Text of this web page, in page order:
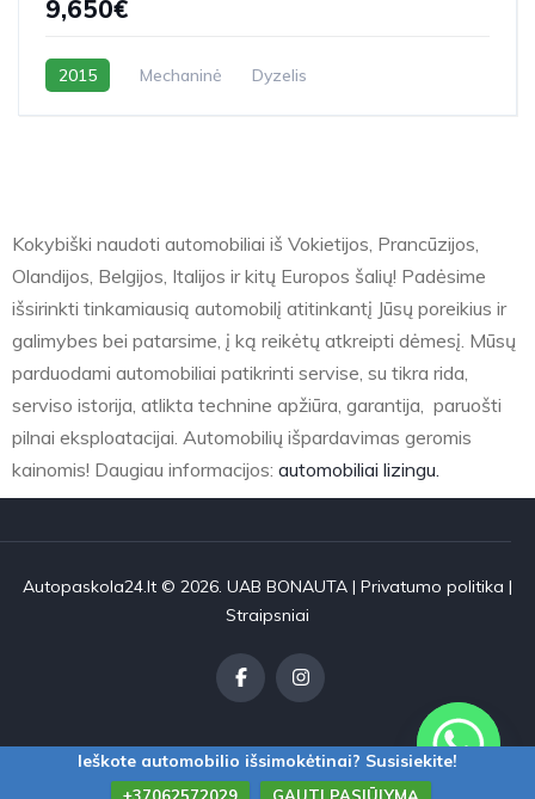
9,650€
2015 Mechaninė Dyzelis
Kokybiški naudoti automobiliai iš Vokietijos, Prancūzijos,
Olandijos, Belgijos, Italijos ir kitų Europos šalių! Padėsime
išsirinkti tinkamiausią automobilį atitinkantį Jūsų poreikius ir
galimybes bei patarsime, į ką reikėtų atkreipti dėmesį. Mūsų
parduodami automobiliai patikrinti servise, su tikra rida,
serviso istorija, atlikta technine apžiūra, garantija, paruošti
pilnai eksploatacijai. Automobilių išpardavimas geromis
kainomis! Daugiau informacijos: automobiliai lizingu.
Autopaskola24.lt © 2026. UAB BONAUTA | Privatumo politika |
Straipsniai
Ieškote automobilio išsimokėtinai? Susisiekite!